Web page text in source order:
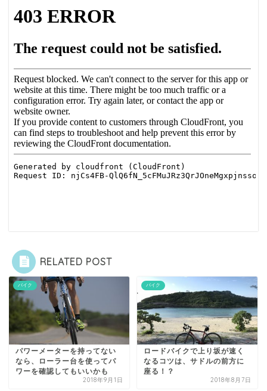
RELATED POST
バイク
パワーメーターを持ってない
なら、ローラー台を使ってパ
ワーを確認してもいいかも
2018年9月1日
バイク
ロードバイクで上り坂が速く
なるコツは、サドルの前方に
座る！？
2018年8月7日